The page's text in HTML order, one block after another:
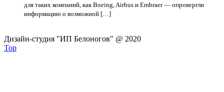
для таких компаний, как Boeing, Airbus и Embraer — опровергли
информацию о возможной […]
Дизайн-студия "ИП Белоногов" @ 2020
Top